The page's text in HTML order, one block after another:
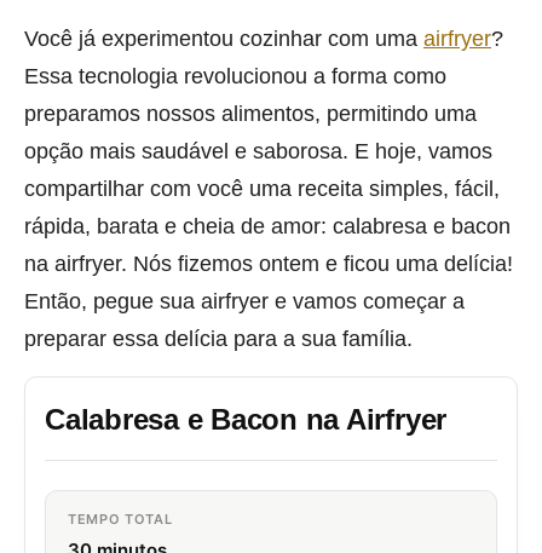
Você já experimentou cozinhar com uma airfryer?
Essa tecnologia revolucionou a forma como
preparamos nossos alimentos, permitindo uma
opção mais saudável e saborosa. E hoje, vamos
compartilhar com você uma receita simples, fácil,
rápida, barata e cheia de amor: calabresa e bacon
na airfryer. Nós fizemos ontem e ficou uma delícia!
Então, pegue sua airfryer e vamos começar a
preparar essa delícia para a sua família.
Calabresa e Bacon na Airfryer
TEMPO TOTAL